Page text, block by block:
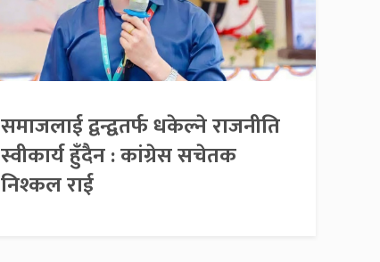
समाजलाई द्वन्द्वतर्फ धकेल्ने राजनीति
स्वीकार्य हुँदैन : कांग्रेस सचेतक
निश्कल राई